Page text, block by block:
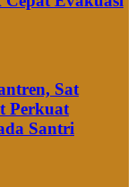
Sat
Perkuat
Santri